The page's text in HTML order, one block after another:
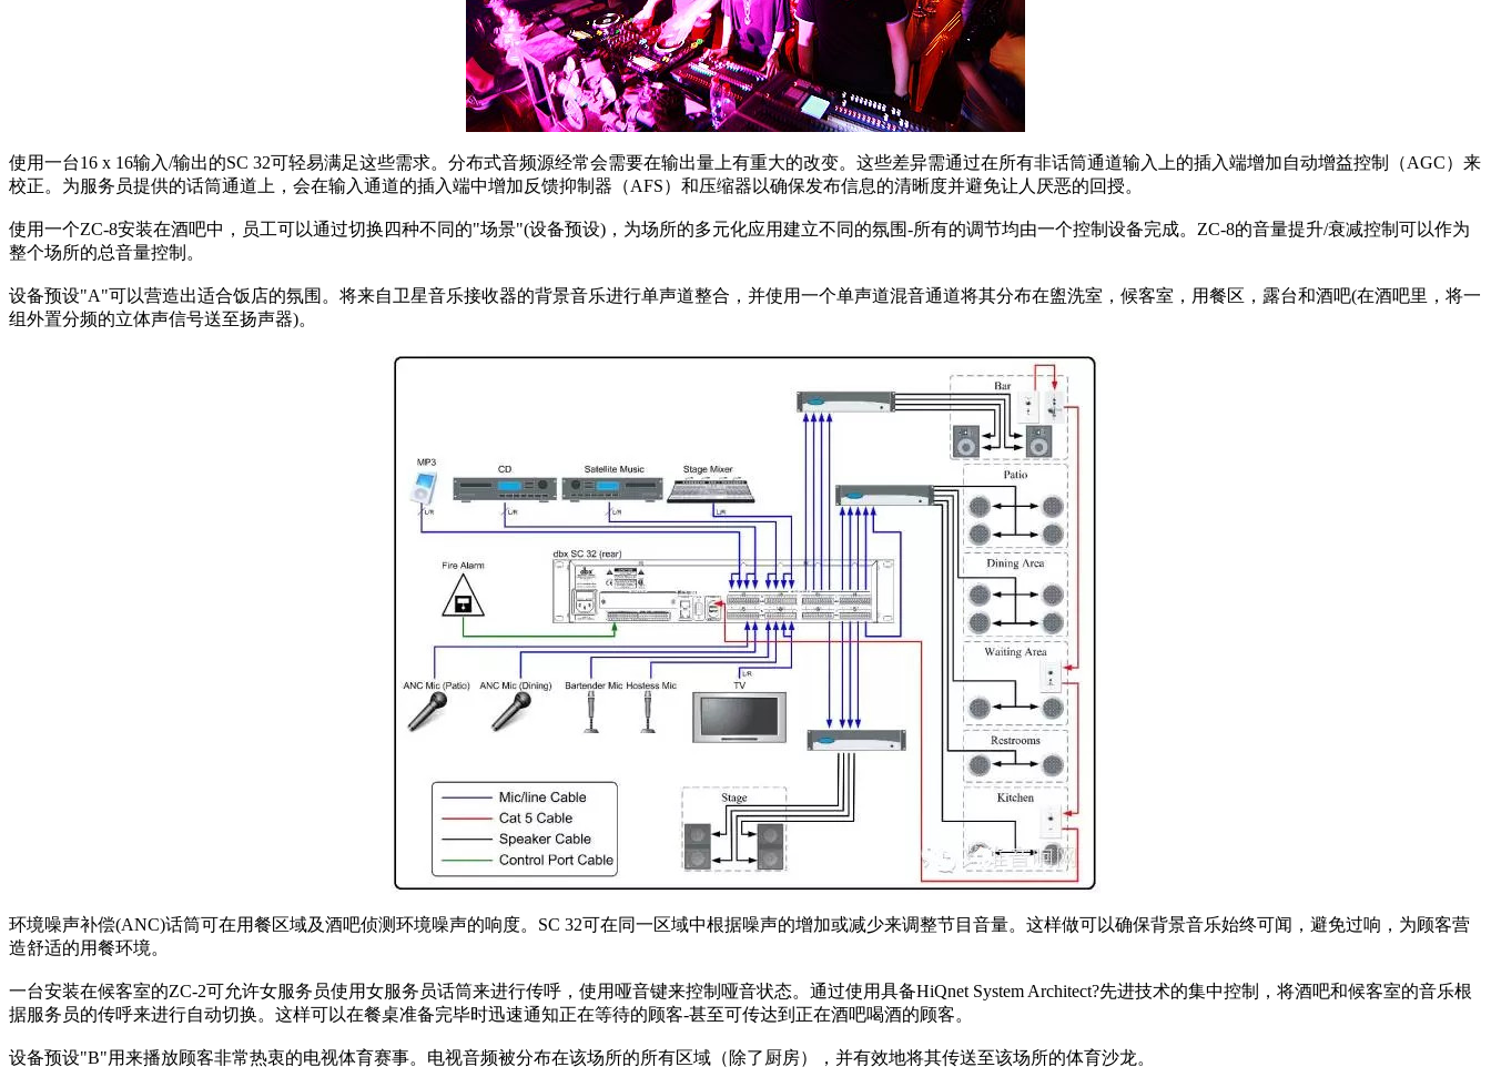
使用一台16 x 16输入/输出的SC 32可轻易满足这些需求。分布式音频源经常会需要在输出量上有重大的改变。这些差异需通过在所有非话筒通道输入上的插入端增加自动增益控制（AGC）来
校正。为服务员提供的话筒通道上，会在输入通道的插入端中增加反馈抑制器（AFS）和压缩器以确保发布信息的清晰度并避免让人厌恶的回授。
使用一个ZC-8安装在酒吧中，员工可以通过切换四种不同的"场景"(设备预设)，为场所的多元化应用建立不同的氛围-所有的调节均由一个控制设备完成。ZC-8的音量提升/衰减控制可以作为
整个场所的总音量控制。
设备预设"A"可以营造出适合饭店的氛围。将来自卫星音乐接收器的背景音乐进行单声道整合，并使用一个单声道混音通道将其分布在盥洗室，候客室，用餐区，露台和酒吧(在酒吧里，将一
组外置分频的立体声信号送至扬声器)。
环境噪声补偿(ANC)话筒可在用餐区域及酒吧侦测环境噪声的响度。SC 32可在同一区域中根据噪声的增加或减少来调整节目音量。这样做可以确保背景音乐始终可闻，避免过响，为顾客营
造舒适的用餐环境。
一台安装在候客室的ZC-2可允许女服务员使用女服务员话筒来进行传呼，使用哑音键来控制哑音状态。通过使用具备HiQnet System Architect?先进技术的集中控制，将酒吧和候客室的音乐根
据服务员的传呼来进行自动切换。这样可以在餐桌准备完毕时迅速通知正在等待的顾客-甚至可传达到正在酒吧喝酒的顾客。
设备预设"B"用来播放顾客非常热衷的电视体育赛事。电视音频被分布在该场所的所有区域（除了厨房），并有效地将其传送至该场所的体育沙龙。